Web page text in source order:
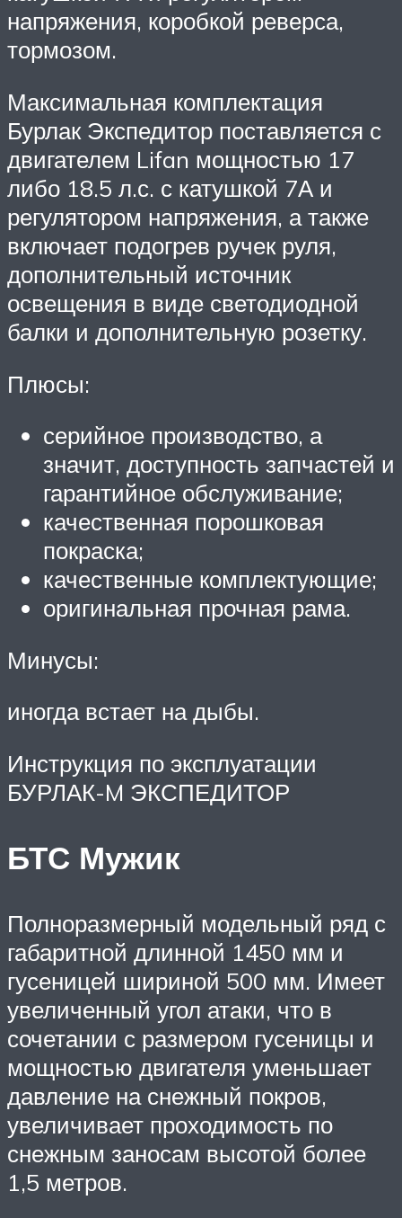
напряжения, коробкой реверса,
тормозом.
Максимальная комплектация
Бурлак Экспедитор поставляется с
двигателем Lifan мощностью 17
либо 18.5 л.с. с катушкой 7А и
регулятором напряжения, а также
включает подогрев ручек руля,
дополнительный источник
освещения в виде светодиодной
балки и дополнительную розетку.
Плюсы:
серийное производство, а
значит, доступность запчастей и
гарантийное обслуживание;
качественная порошковая
покраска;
качественные комплектующие;
оригинальная прочная рама.
Минусы:
иногда встает на дыбы.
Инструкция по эксплуатации
БУРЛАК-M ЭКСПЕДИТОР
БТС Мужик
Полноразмерный модельный ряд с
габаритной длинной 1450 мм и
гусеницей шириной 500 мм. Имеет
увеличенный угол атаки, что в
сочетании с размером гусеницы и
мощностью двигателя уменьшает
давление на снежный покров,
увеличивает проходимость по
снежным заносам высотой более
1,5 метров.